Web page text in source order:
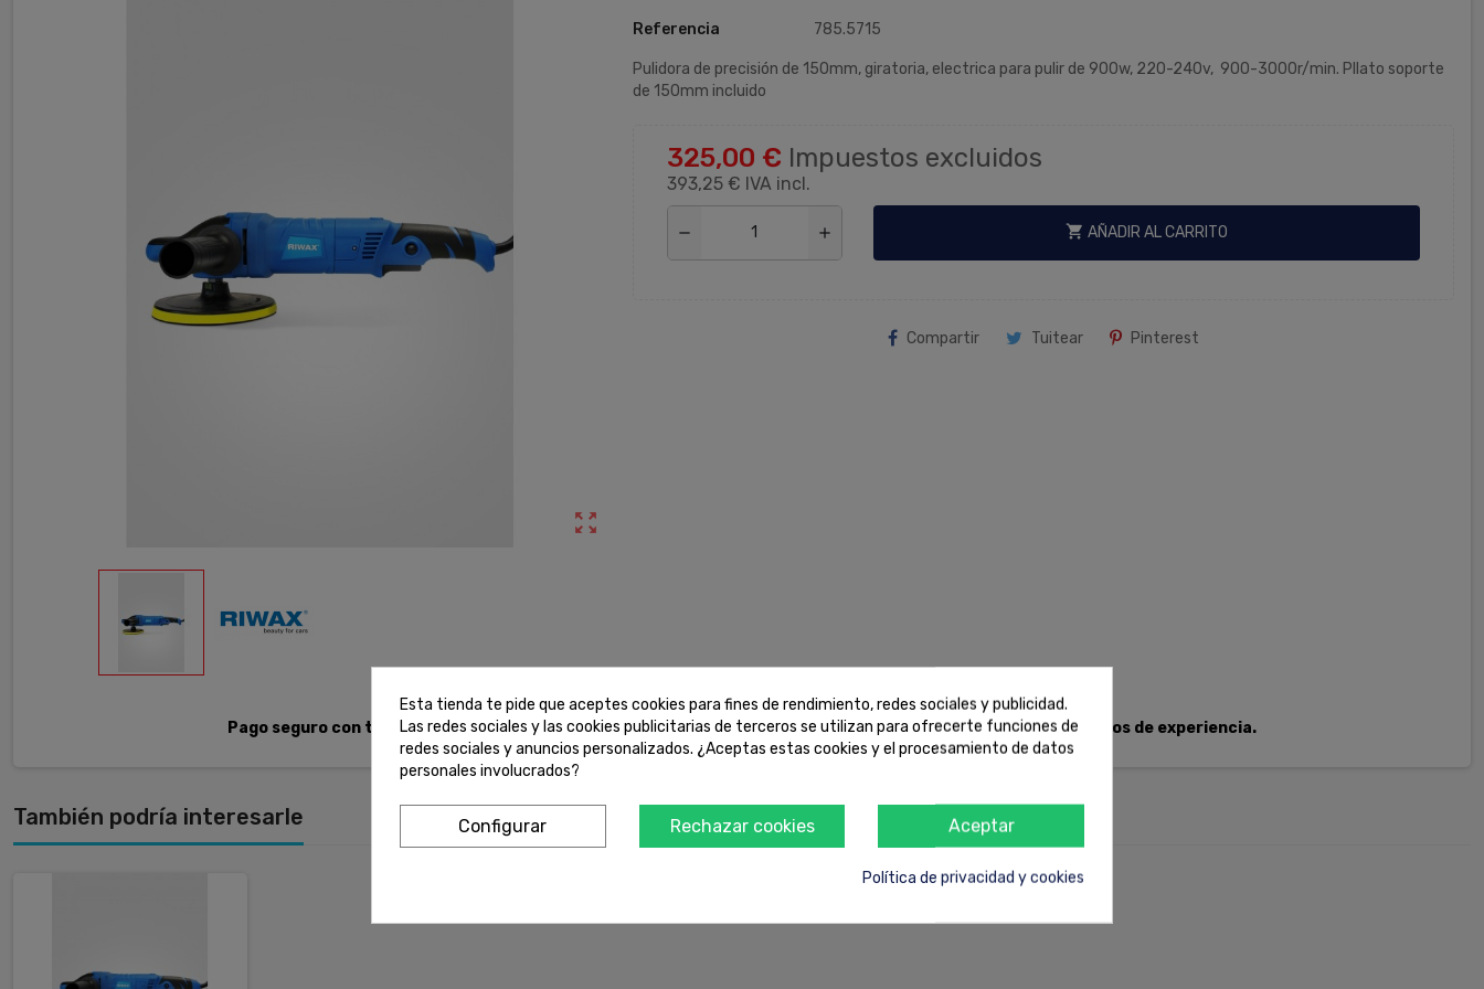
zoom_out_map
Referencia 785.5715
Pulidora de precisión de 150mm, giratoria, electrica para pulir de 900w, 220-240v, 900-3000r/min. Pllato soporte
de 150mm incluido
325,00 € Impuestos excluidos
393,25 € IVA incl.
remove add shopping_cart AÑADIR AL CARRITO
Compartir Tuitear Pinterest
Pago seguro con tarjeta. Envíos de 24 a 48h. Más de 50 años de experiencia.
También podría interesarle
Esta tienda te pide que aceptes cookies para fines de rendimiento, redes sociales y publicidad.
Las redes sociales y las cookies publicitarias de terceros se utilizan para ofrecerte funciones de
redes sociales y anuncios personalizados. ¿Aceptas estas cookies y el procesamiento de datos
personales involucrados?
Aceptar
Rechazar cookies
Configurar
Política de privacidad y cookies